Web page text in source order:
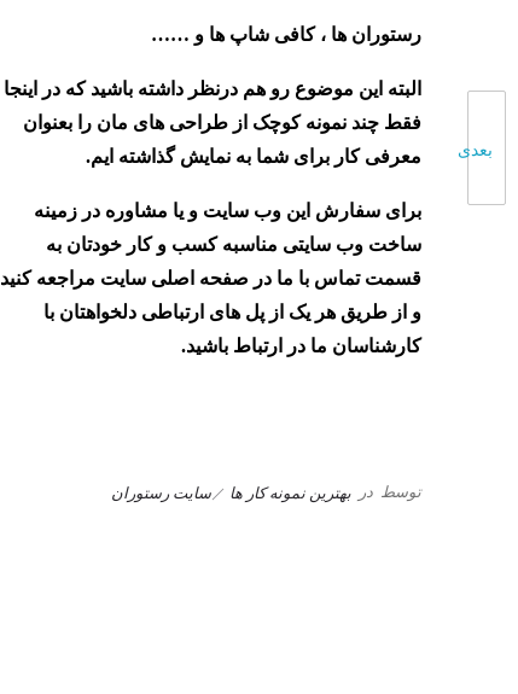
بعدی
رستوران ها ، کافی شاپ ها و ……
البته این موضوع رو هم درنظر داشته باشید که در اینجا
فقط چند نمونه کوچک از طراحی های مان را بعنوان
معرفی کار برای شما به نمایش گذاشته ایم.
برای سفارش این وب سایت و یا مشاوره در زمینه
ساخت وب سایتی مناسبه کسب و کار خودتان به
قسمت تماس با ما در صفحه اصلی سایت مراجعه کنید
و از طریق هر یک از پل های ارتباطی دلخواهتان با
کارشناسان ما در ارتباط باشید.
توسط در بهترین نمونه کار ها سایت رستوران